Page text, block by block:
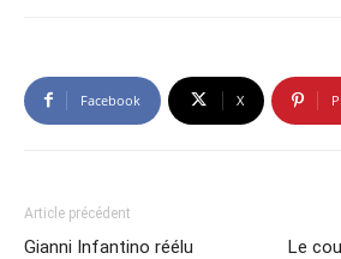
Facebook X
Article précédent
Gianni Infantino réélu
Le